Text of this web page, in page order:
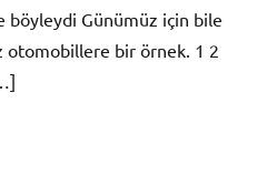
böyleydi Günümüz için bile
otomobillere bir örnek. 1 2